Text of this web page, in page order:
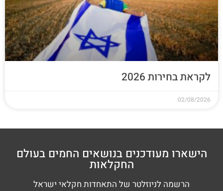
לקראת בחירות 2026
02/08/2026
הישארו מעודכנים בנושאים החמים בעולם
החקלאות
הרשמה לניוזלטר של התאחדות חקלאי ישראל